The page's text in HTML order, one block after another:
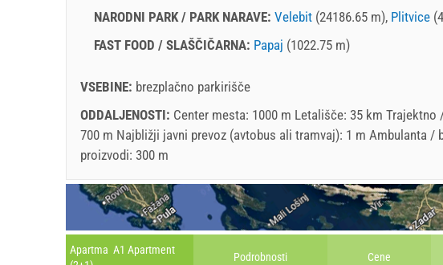
NARODNI PARK / PARK NARAVE: Velebit (24186.65 m), Plitvice
FAST FOOD / SLAŠČIČARNA: Papaj (1022.75 m)
VSEBINE: brezplačno parkirišče
ODDALJENOSTI: Center mesta: 1000 m Letališče: 35 km
700 m Najbližji javni prevoz (avtobus ali tramvaj): 1 m Ambulanta /
proizvodi: 300 m
Apartma A1 Apartment
Podrobnosti Cene